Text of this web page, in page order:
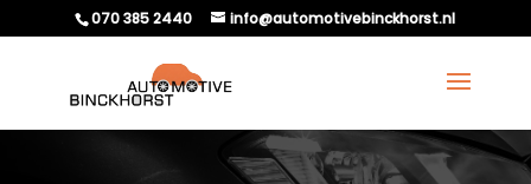
070 385 2440 info@automotivebinckhorst.nl